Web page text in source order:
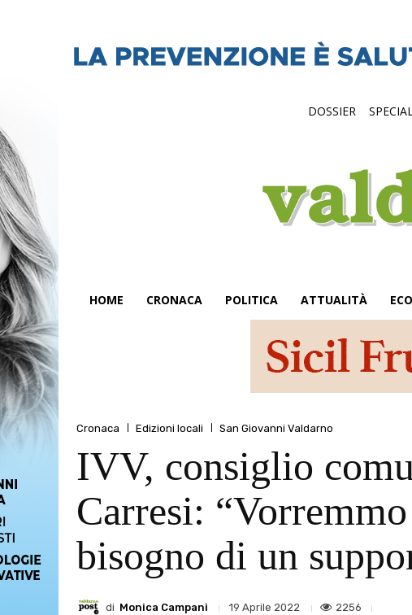
DOSSIER
HOME CRONACA POLITICA ATTUALITÀ
Cronaca Edizioni locali San Giovanni Valdarno
IVV, consiglio
Carresi:
bisogno di un
di Monica Campani 19 Aprile 2022 2256